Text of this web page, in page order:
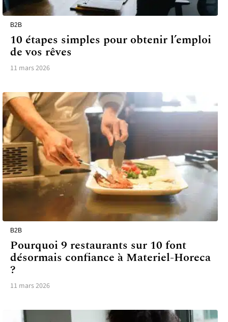
B2B
10 étapes simples pour obtenir l’emploi
de vos rêves
11 mars 2026
B2B
Pourquoi 9 restaurants sur 10 font
désormais confiance à Materiel-Horeca
?
11 mars 2026